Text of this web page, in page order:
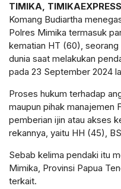
TIMIKA,
Komang Budiartha
Polres Mimika termasuk
kematian HT (60), seorang
dunia saat melakukan
pada 23 September 2024
Proses hukum terhadap
maupun pihak manajemen
pemberian ijin atau akses
rekannya, yaitu HH (45),
Sebab kelima pendaki itu
Mimika, Provinsi Papua
terkait.